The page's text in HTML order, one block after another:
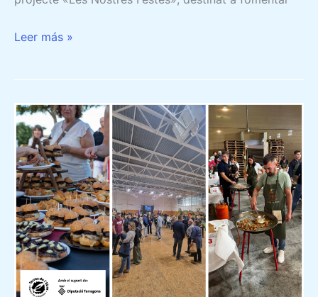
Leer más »
L’AJUNTAMENT
DE
CAMARLES
REP
UNA
SUBVENCIÓ
DE
LA
DIPUTACIÓ